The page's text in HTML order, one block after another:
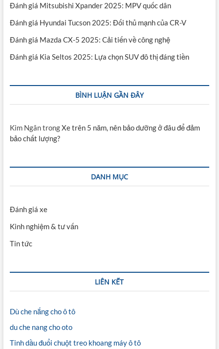
Đánh giá Mitsubishi Xpander 2025: MPV quốc dân
Đánh giá Hyundai Tucson 2025: Đối thủ mạnh của CR-V
Đánh giá Mazda CX-5 2025: Cải tiến về công nghệ
Đánh giá Kia Seltos 2025: Lựa chọn SUV đô thị đáng tiền
BÌNH LUẬN GẦN ĐÂY
Kim NgântrongXe trên 5 năm, nên bảo dưỡng ở đâu để đảm
bảo chất lượng?
DANH MỤC
Đánh giá xe
Kinh nghiệm & tư vấn
Tin tức
LIÊN KẾT
Dù che nắng cho ô tô
du che nang cho oto
Tinh dầu đuổi chuột treo khoang máy ô tô